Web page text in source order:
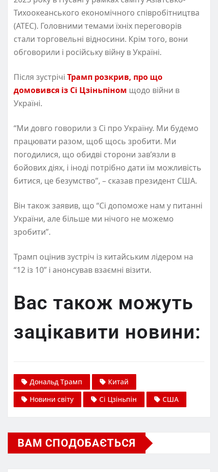
Тихоокеанського економічного співробітництва
(АТЕС). Головними темами їхніх переговорів
стали торговельні відносини. Крім того, вони
обговорили і російську війну в Україні.
Після зустрічі Трамп розкрив, про що
домовився із Сі Цзіньпіном щодо війни в
Україні.
“Ми довго говорили з Сі про Україну. Ми будемо
працювати разом, щоб щось зробити. Ми
погодилися, що обидві сторони зав’язли в
бойових діях, і іноді потрібно дати їм можливість
битися, це безумство”, – сказав президент США.
Він також заявив, що “Сі допоможе нам у питанні
України, але більше ми нічого не можемо
зробити”.
Трамп оцінив зустріч із китайським лідером на
“12 із 10” і анонсував взаємні візити.
Вас також можуть
зацікавити новини:
Дональд Трамп
Китай
Новини світу
Сі Цзіньпін США
ВАМ СПОДОБАЄТЬСЯ